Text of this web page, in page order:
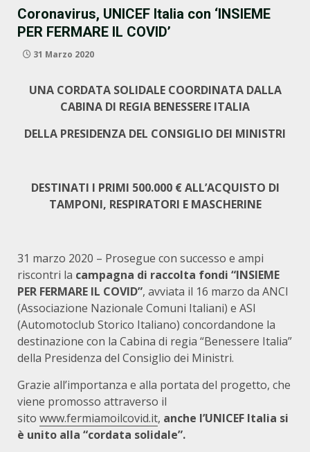
Coronavirus, UNICEF Italia con ‘INSIEME
PER FERMARE IL COVID’
31 Marzo 2020
UNA CORDATA SOLIDALE COORDINATA DALLA
CABINA DI REGIA BENESSERE ITALIA
DELLA PRESIDENZA DEL CONSIGLIO DEI MINISTRI
DESTINATI I PRIMI 500.000 € ALL’ACQUISTO DI
TAMPONI, RESPIRATORI E MASCHERINE
31 marzo 2020 – Prosegue con successo e ampi
riscontri la campagna di raccolta fondi “INSIEME
PER FERMARE IL COVID”, avviata il 16 marzo da ANCI
(Associazione Nazionale Comuni Italiani) e ASI
(Automotoclub Storico Italiano) concordandone la
destinazione con la Cabina di regia “Benessere Italia”
della Presidenza del Consiglio dei Ministri.
Grazie all’importanza e alla portata del progetto, che
viene promosso attraverso il
sito www.fermiamoilcovid.it, anche l’UNICEF Italia si
è unito alla “cordata solidale”.